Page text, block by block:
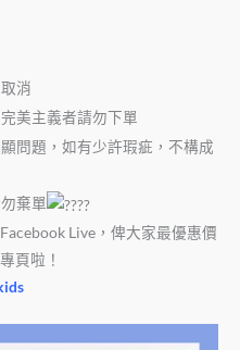
消
美主義者請勿下單
問題，如有少許瑕疵，不構成
棄單
Live，俾大家最優惠價
頁啦！